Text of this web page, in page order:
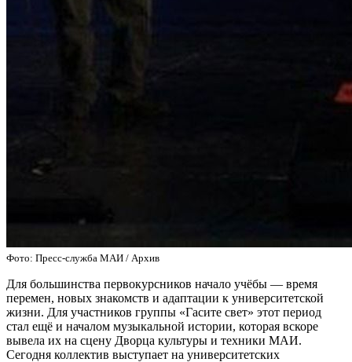
Фото: Пресс-служба МАИ / Архив
Для большинства первокурсников начало учёбы — время
перемен, новых знакомств и адаптации к университетской
жизни. Для участников группы «Гасите свет» этот период
стал ещё и началом музыкальной истории, которая вскоре
вывела их на сцену Дворца культуры и техники МАИ.
Сегодня коллектив выступает на университетских